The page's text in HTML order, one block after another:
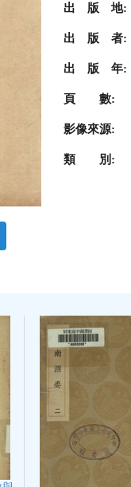
出 版 地:
出 版 者:
出 版 年:
頁 數:
影像來源:
類 別: